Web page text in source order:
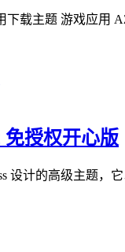
载主题 游戏应用
免授权开心版
设计的高级主题